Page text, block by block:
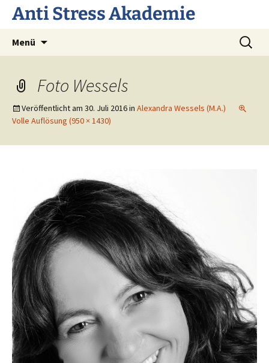
Anti Stress Akademie
Menü
Suchen
nach:
Foto Wessels
Veröffentlicht am 30. Juli 2016in Alexandra Wessels (M.A.)
Volle Auflösung (950 × 1430)